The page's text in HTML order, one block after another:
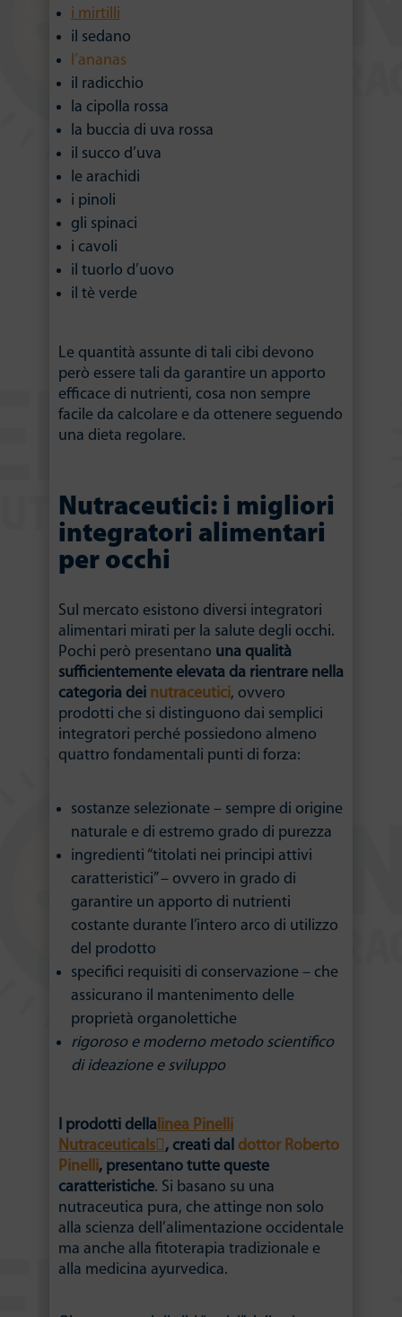
i mirtilli
il sedano
l’ananas
il radicchio
la cipolla rossa
la buccia di uva rossa
il succo d’uva
le arachidi
i pinoli
gli spinaci
i cavoli
il tuorlo d’uovo
il tè verde
Le quantità assunte di tali cibi devono
però essere tali da garantire un apporto
efficace di nutrienti, cosa non sempre
facile da calcolare e da ottenere seguendo
una dieta regolare.
Nutraceutici: i migliori
integratori alimentari
per occhi
Sul mercato esistono diversi integratori
alimentari mirati per la salute degli occhi.
Pochi però presentano una qualità
sufficientemente elevata da rientrare nella
categoria dei nutraceutici, ovvero
prodotti che si distinguono dai semplici
integratori perché possiedono almeno
quattro fondamentali punti di forza:
sostanze selezionate – sempre di origine
naturale e di estremo grado di purezza
ingredienti “titolati nei principi attivi
caratteristici” – ovvero in grado di
garantire un apporto di nutrienti
costante durante l’intero arco di utilizzo
del prodotto
specifici requisiti di conservazione – che
assicurano il mantenimento delle
proprietà organolettiche
rigoroso e moderno metodo scientifico
di ideazione e sviluppo
I prodotti dellalinea Pinelli
Nutraceuticals , creati dal dottor Roberto
Pinelli, presentano tutte queste
caratteristiche. Si basano su una
nutraceutica pura, che attinge non solo
alla scienza dell’alimentazione occidentale
ma anche alla fitoterapia tradizionale e
alla medicina ayurvedica.